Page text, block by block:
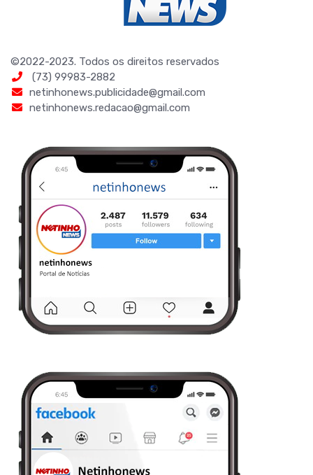
©2022-2023. Todos os direitos reservados
(73) 99983-2882
netinhonews.publicidade@gmail.com
netinhonews.redacao@gmail.com